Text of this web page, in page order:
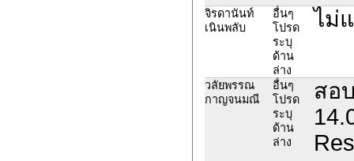
จิรดานันท์
เนินพลับ
อื่นๆ
โปรด
ระบุ
ด้าน
ล่าง
ไม่
วลัยพรรณ
กาญจนมณี
อื่นๆ
โปรด
ระบุ
ด้าน
ล่าง
สอ